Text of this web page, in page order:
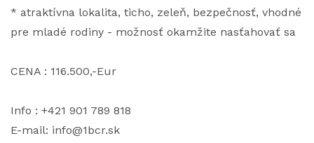
* atraktívna lokalita, ticho, zeleň, bezpečnosť, vhodné
pre mladé rodiny - možnosť okamžite nasťahovať sa
CENA : 116.500,-Eur
Info : +421 901 789 818
E-mail: info@1bcr.sk